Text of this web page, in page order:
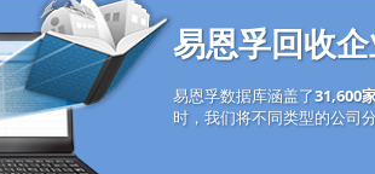
易恩孚回收
易恩孚数据库涵盖了31,600
时，我们将不同类型的公司